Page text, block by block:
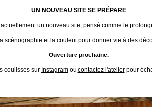
UN NOUVEAU SITE SE PRÉPARE
un nouveau site, pensé comme le
scénographie et la couleur pour donner vie à des
Ouverture prochaine.
coulisses sur Instagramou contactez l'atelierpour